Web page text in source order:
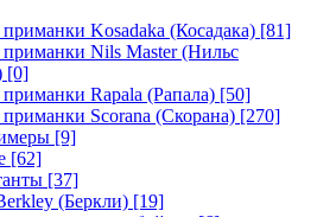
Kosadaka (Косадака) [81]
Nils Master (Нильс
[0]
Rapala (Рапала) [50]
Scorana (Скорана) [270]
[9]
[62]
[37]
(Беркли) [19]